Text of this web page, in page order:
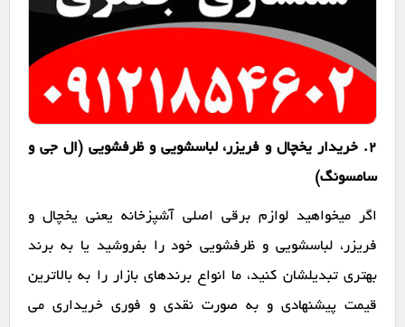
2. خریدار یخچال و فریزر، لباسشویی و ظرفشویی (ال جی و
سامسونگ)
اگر میخواهید لوازم برقی اصلی آشپزخانه یعنی یخچال و
فریزر، لباسشویی و ظرفشویی خود را بفروشید یا به برند
بهتری تبدیلشان کنید، ما انواع برندهای بازار را به بالاترین
قیمت پیشنهادی و به صورت نقدی و فوری خریداری می